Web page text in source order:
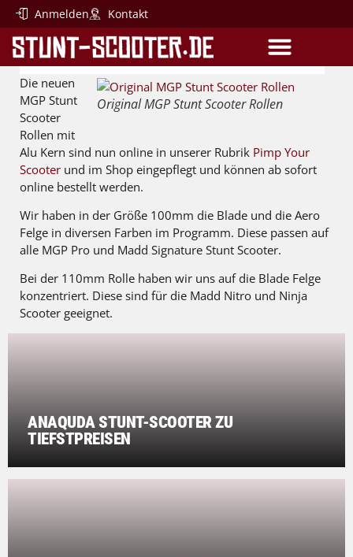
Anmelden Kontakt
ORIGINAL MGP STUNT SCOOTER ROLLEN ONLINE
Original MGP Stunt Scooter Rollen
Die neuen
MGP Stunt
Scooter
Rollen mit
Alu Kern sind nun online in unserer Rubrik Pimp Your
Scooter und im Shop eingepflegt und können ab sofort
online bestellt werden.
Wir haben in der Größe 100mm die Blade und die Aero
Felge in diversen Farben im Programm. Diese passen auf
alle MGP Pro und Madd Signature Stunt Scooter.
Bei der 110mm Rolle haben wir uns auf die Blade Felge
konzentriert. Diese sind für die Madd Nitro und Ninja
Scooter geeignet.
ANAQUDA STUNT-SCOOTER ZU
TIEFSTPREISEN